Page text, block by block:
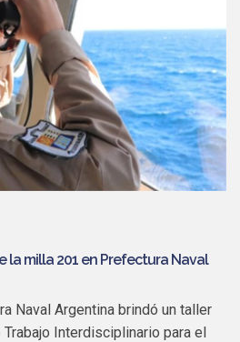
la milla 201 en Prefectura Naval
Naval Argentina brindó un taller
Interdisciplinario para el